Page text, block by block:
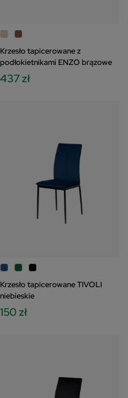
Krzesło tapicerowane z
podłokietnikami ENZO brązowe
437 zł
Krzesło tapicerowane TIVOLI
niebieskie
150 zł